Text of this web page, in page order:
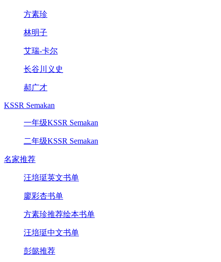
方素珍
林明子
艾瑞-卡尔
长谷川义史
郝广才
KSSR Semakan
一年级KSSR Semakan
二年级KSSR Semakan
名家推荐
汪培珽英文书单
廖彩杏书单
方素珍推荐绘本书单
汪培珽中文书单
彭懿推荐